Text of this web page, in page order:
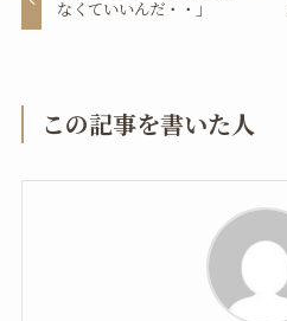
なくていいんだ・・」
この記事を書いた人